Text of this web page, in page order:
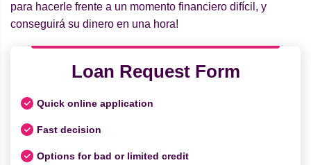
para hacerle frente a un momento financiero difícil, y
conseguirá su dinero en una hora!
Loan Request Form
Quick online application
Fast decision
Options for bad or limited credit